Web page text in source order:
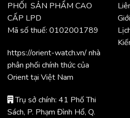
PHỐI SẢN PHẨM CAO
CẤP LPD
Mã số thuế: 0102001789
https://orient-watch.vn/ nhà
phân phối chính thức của
Orient tại Việt Nam
Trụ sở chính: 41 Phố Thi
Sách, P. Phạm Đình Hổ, Q.